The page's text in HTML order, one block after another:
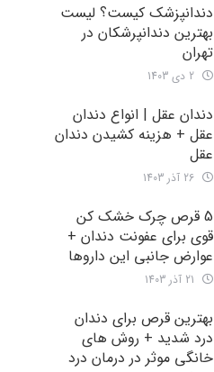
دندانپزشک کیست؟ لیست
بهترین دندانپرشکان در
تهران
دندان عقل | انواع دندان
عقل + هزینه کشیدن دندان
عقل
5 قرص چرک خشک کن
قوی برای عفونت دندان +
عوارض جانبی این داروها
بهترین قرص برای دندان
درد شدید + روش های
خانگی موثر در درمان درد